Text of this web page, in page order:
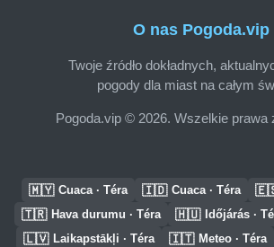
O nas Pogoda.vip
Twoje źródło dokładnych,
pogody dla miast na całym
Pogoda.vip © 2026. Wszelkie prawa
🇲🇾 Cuaca · Téra 🇮🇩 Cuaca · Téra
🇹🇷 Hava durumu · Téra 🇭🇺 Időjárás ·
🇱🇻 Laikapstākļi · Téra 🇮🇹 Meteo · Téra